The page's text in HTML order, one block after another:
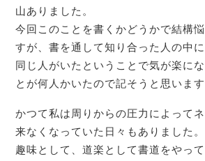
山ありました。
今回このことを書くかどうかで結構
すが、書を通して知り合った人の中
同じ人がいたということで気が楽に
とが何人かいたので記そうと思います
かつて私は周りからの圧力によって
来なくなっていた日々もありました。
趣味として、道楽として書道をやっ